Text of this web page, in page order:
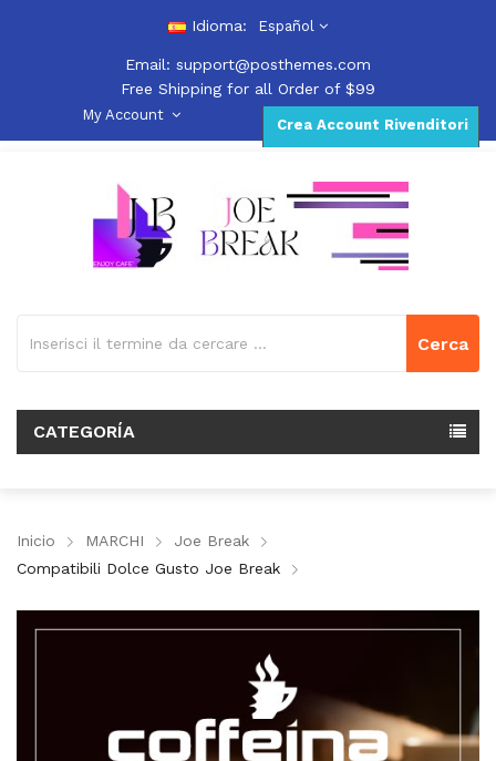
Idioma: Español
Email: support@posthemes.com
Free Shipping for all Order of $99
Crea Account Rivenditori
My Account
Cerca
CATEGORÍA
Inicio MARCHI
Joe Break
Compatibili Dolce Gusto Joe Break